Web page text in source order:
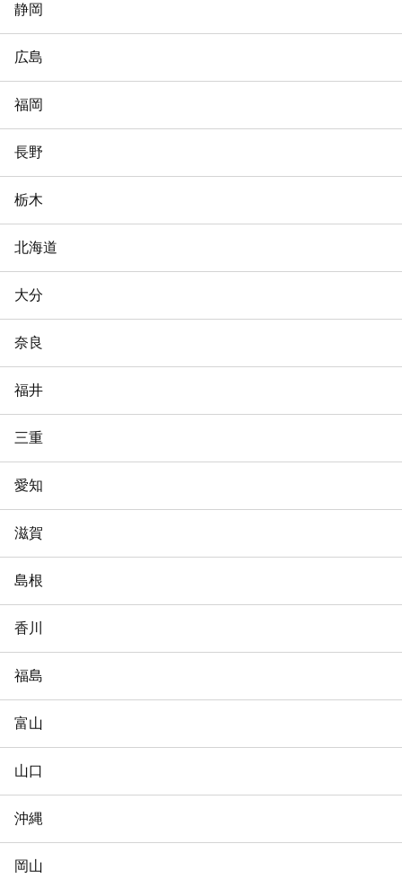
静岡
広島
福岡
長野
栃木
北海道
大分
奈良
福井
三重
愛知
滋賀
島根
香川
福島
富山
山口
沖縄
岡山